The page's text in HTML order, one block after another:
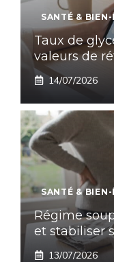
SANTÉ & BIEN-
Taux de
valeurs de
14/07/2026
SANTÉ & BIEN-
Régime
et stabiliser
13/07/2026